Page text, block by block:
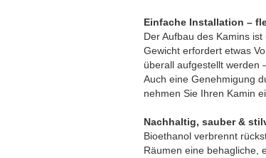
Einfache Installation –
Der Aufbau des Kamins
Gewicht erfordert etwas
überall aufgestellt werden
Auch eine Genehmigung
nehmen Sie Ihren Kamin
Nachhaltig, sauber &
Bioethanol verbrennt
Räumen eine behagliche,